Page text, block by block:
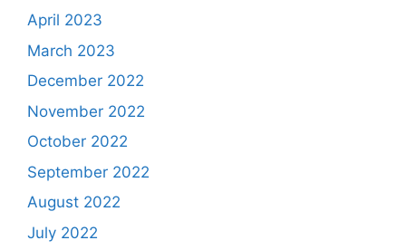
April 2023
March 2023
December 2022
November 2022
October 2022
September 2022
August 2022
July 2022